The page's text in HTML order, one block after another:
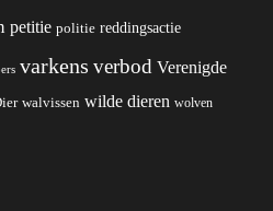
petitie politie reddingsactie
varkens verbod Verenigde
walvissen wilde dieren wolven